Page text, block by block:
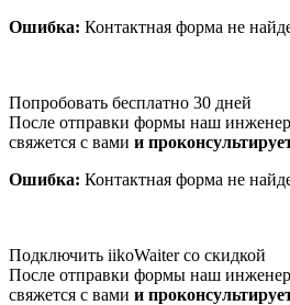
Ошибка: Контактная форма не
Попробовать бесплатно 30 дней
После отправки формы наш
свяжется с вами и
Ошибка: Контактная форма не
Подключить iikoWaiter со скидкой
После отправки формы наш
свяжется с вами и